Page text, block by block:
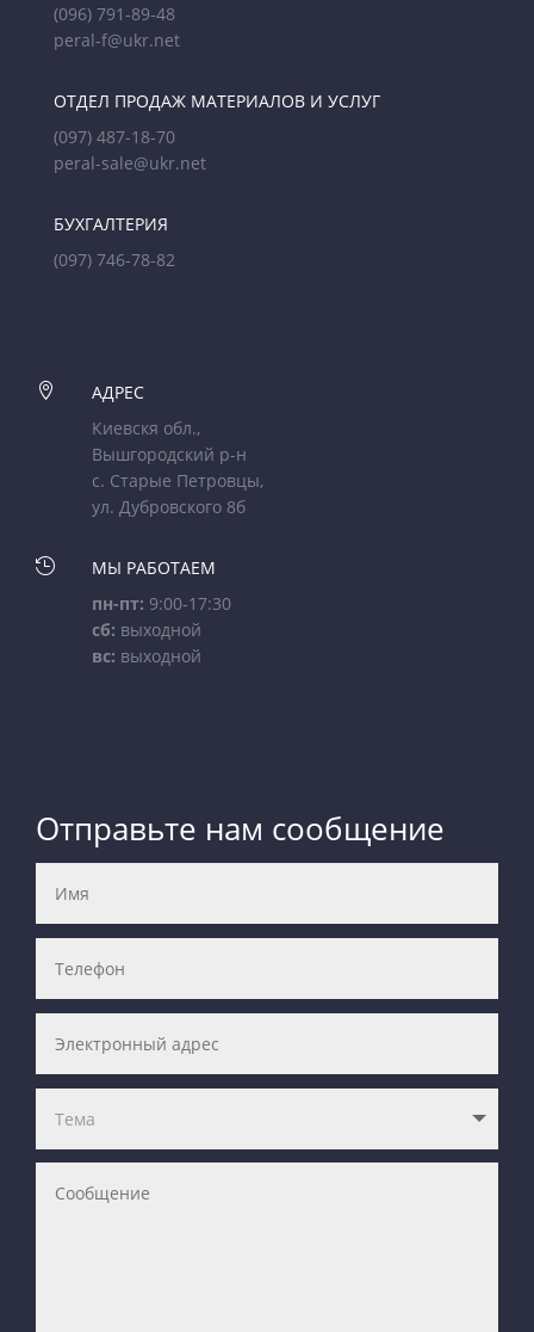
(096) 791-89-48
peral-f@ukr.net
ОТДЕЛ ПРОДАЖ МАТЕРИАЛОВ И УСЛУГ
(097) 487-18-70
peral-sale@ukr.net
БУХГАЛТЕРИЯ
(097) 746-78-82

АДРЕС
Киевскя обл.,
Вышгородский р-н
с. Старые Петровцы,
ул. Дубровского 8б

МЫ РАБОТАЕМ
пн-пт: 9:00-17:30
сб: выходной
вс: выходной
Отправьте нам сообщение